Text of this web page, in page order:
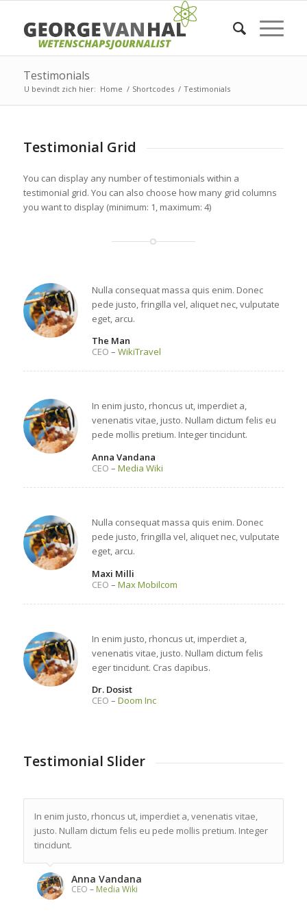
Testimonials
U bevindt zich hier: Home / Shortcodes / Testimonials
Testimonial Grid
You can display any number of testimonials within a
testimonial grid. You can also choose how many grid columns
you want to display (minimum: 1, maximum: 4)
Nulla consequat massa quis enim. Donec
pede justo, fringilla vel, aliquet nec, vulputate
eget, arcu.
The Man
CEO – WikiTravel
In enim justo, rhoncus ut, imperdiet a,
venenatis vitae, justo. Nullam dictum felis eu
pede mollis pretium. Integer tincidunt.
Anna Vandana
CEO – Media Wiki
Nulla consequat massa quis enim. Donec
pede justo, fringilla vel, aliquet nec, vulputate
eget, arcu.
Maxi Milli
CEO – Max Mobilcom
In enim justo, rhoncus ut, imperdiet a,
venenatis vitae, justo. Nullam dictum felis
eger tincidunt. Cras dapibus.
Dr. Dosist
CEO – Doom Inc
Testimonial Slider
In enim justo, rhoncus ut, imperdiet a, venenatis vitae,
justo. Nullam dictum felis eu pede mollis pretium. Integer
tincidunt.
Anna Vandana
CEO – Media Wiki